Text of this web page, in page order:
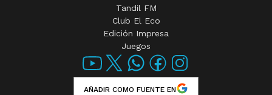
Tandil FM
Club El Eco
Edición Impresa
Juegos
AÑADIR COMO FUENTE EN